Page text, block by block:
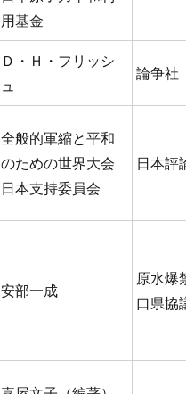
用基金
Ｄ・Ｈ・フリッシ
ュ
論争社
全般的軍縮と平和
のための世界大会
日本支持委員会
日本評
安部一成
原水爆
口県協